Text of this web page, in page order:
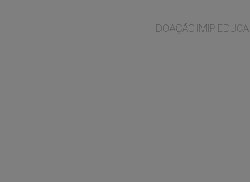
DOAÇÃO IMIP EDUCA